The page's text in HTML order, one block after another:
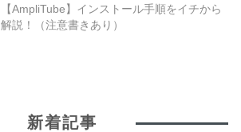
【AmpliTube】インストール手順をイチから
解説！（注意書きあり）
新着記事